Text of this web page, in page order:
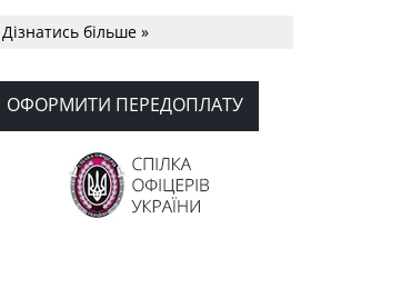
долучилися до найбільшої
День Вишиванки в Норт Порті
OPUS MAGNUM Олега К. Романчука
Дізнатись більше »
ОФОРМИТИ ПЕРЕДОПЛАТУ